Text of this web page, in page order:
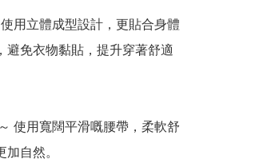
用立體成型設計，更貼合身體
避免衣物黏貼，提升穿著舒適
使用寬闊平滑嘅腰帶，柔軟舒
自然。